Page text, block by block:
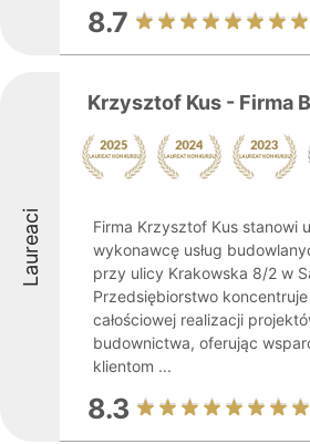
8.7
Laureaci
Krzysztof Kus - Firma
Firma Krzysztof Kus stanowi
wykonawcę usług
przy ulicy Krakowska 8/2 w
Przedsiębiorstwo koncentruje
całościowej realizacji
budownictwa, oferując
klientom ...
8.3